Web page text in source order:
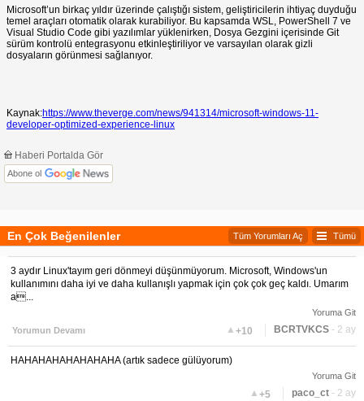
Microsoft’un birkaç yıldır üzerinde çalıştığı sistem, geliştiricilerin ihtiyaç duyduğu
temel araçları otomatik olarak kurabiliyor. Bu kapsamda WSL, PowerShell 7 ve
Visual Studio Code gibi yazılımlar yüklenirken, Dosya Gezgini içerisinde Git
sürüm kontrolü entegrasyonu etkinleştiriliyor ve varsayılan olarak gizli
dosyaların görünmesi sağlanıyor.
Kaynak:https://www.theverge.com/news/941314/microsoft-windows-11-
developer-optimized-experience-linux
Haberi Portalda Gör
Abone ol
En Çok Beğenilenler Tümü
Tüm Yorumları Aç
3 aydır Linux'tayım geri dönmeyi düşünmüyorum. Microsoft, Windows'un
kullanımını daha iyi ve daha kullanışlı yapmak için çok çok geç kaldı. Umarım
a...
Yoruma Git
Yorumun Devamı
BCRTVKCS - 2 ay
+10
▲
HAHAHAHAHAHAHAHA (artık sadece gülüyorum)
Yoruma Git
paco_ct - 2 ay
+5
▲